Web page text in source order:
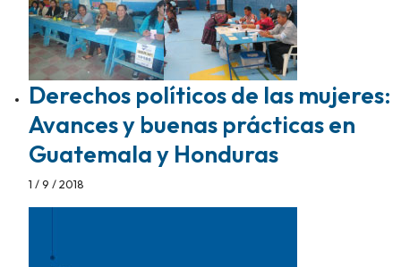
Derechos políticos de las mujeres:
Avances y buenas prácticas en
Guatemala y Honduras
1 / 9 / 2018